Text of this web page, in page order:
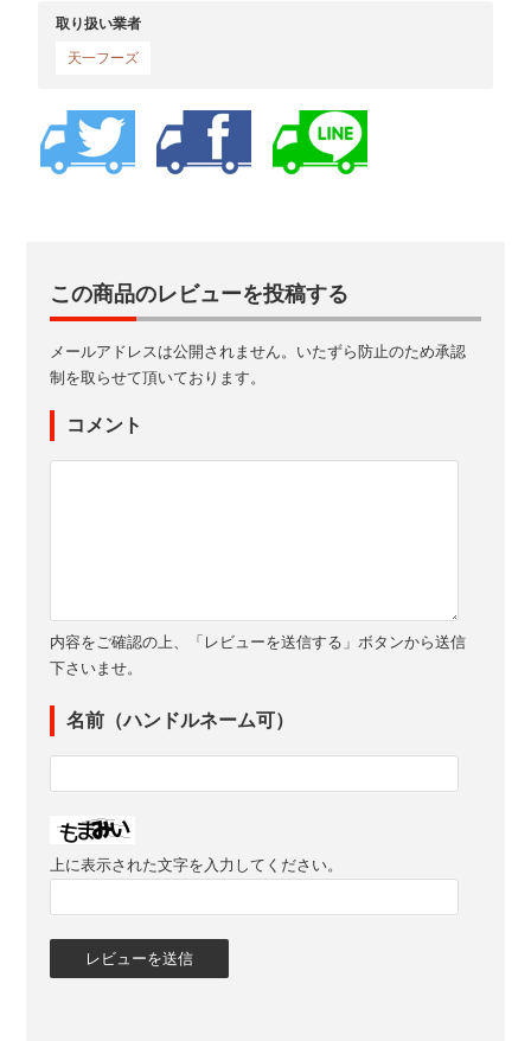
取り扱い業者
天一フーズ
この商品のレビューを投稿する
メールアドレスは公開されません。いたずら防止のため承認
制を取らせて頂いております。
コメント
内容をご確認の上、「レビューを送信する」ボタンから送信
下さいませ。
名前（ハンドルネーム可）
上に表示された文字を入力してください。